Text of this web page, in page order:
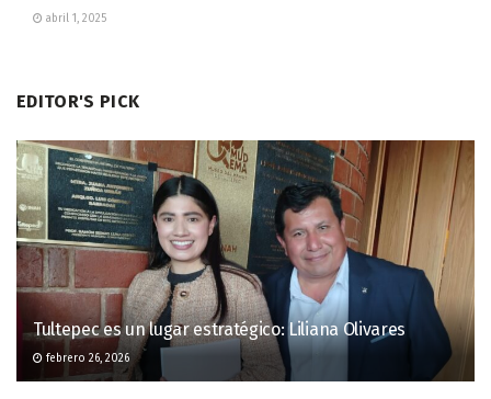
abril 1, 2025
EDITOR'S PICK
Tultepec es un lugar estratégico: Liliana Olivares
febrero 26, 2026